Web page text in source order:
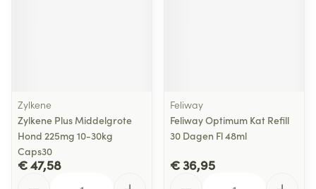
Zylkene
Zylkene Plus Middelgrote
Hond 225mg 10-30kg
Caps30
€ 47,58
Feliway
Feliway Optimum Kat Refill
30 Dagen Fl 48ml
€ 36,95